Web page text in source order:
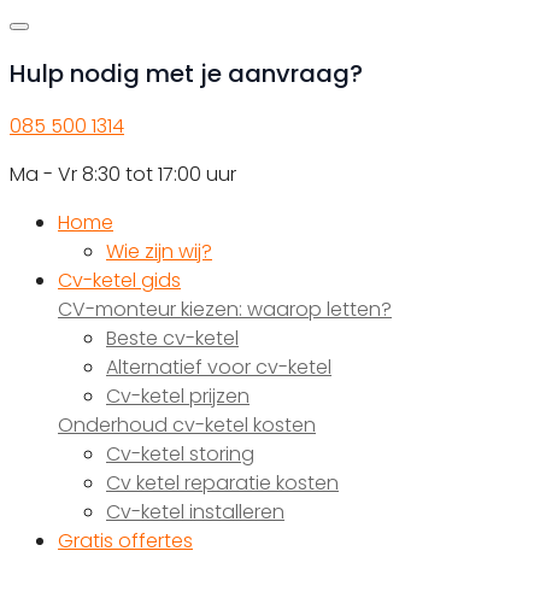
Hulp nodig met je aanvraag?
085 500 1314
Ma - Vr 8:30 tot 17:00 uur
Home
Wie zijn wij?
Cv-ketel gids
CV-monteur kiezen: waarop letten?
Beste cv-ketel
Alternatief voor cv-ketel
Cv-ketel prijzen
Onderhoud cv-ketel kosten
Cv-ketel storing
Cv ketel reparatie kosten
Cv-ketel installeren
Gratis offertes